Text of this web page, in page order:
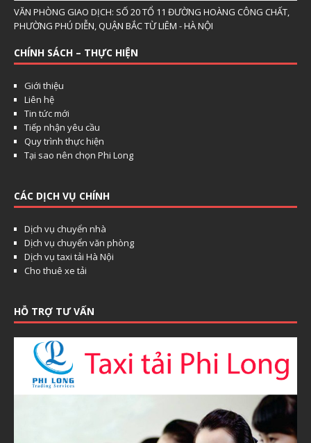
VĂN PHÒNG GIAO DỊCH: SỐ 20 TỔ 11 ĐƯỜNG HOÀNG CÔNG CHẤT,
PHƯỜNG PHÚ DIỄN, QUẬN BẮC TỪ LIÊM - HÀ NỘI
CHÍNH SÁCH – THỰC HIỆN
Giới thiệu
Liên hệ
Tin tức mới
Tiếp nhận yêu cầu
Quy trình thực hiện
Tại sao nên chọn Phi Long
CÁC DỊCH VỤ CHÍNH
Dịch vụ chuyển nhà
Dịch vụ chuyển văn phòng
Dịch vụ taxi tải Hà Nội
Cho thuê xe tải
HỖ TRỢ TƯ VẤN